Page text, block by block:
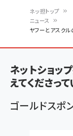
ン
く
ず
ネッ担トップ
ニュース
ヤフーとアスクル
ネットショッ
えてくださっ
ゴールドスポ